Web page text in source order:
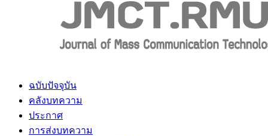
ฉบับปัจจุบัน
คลังบทความ
ประกาศ
การส่งบทความ